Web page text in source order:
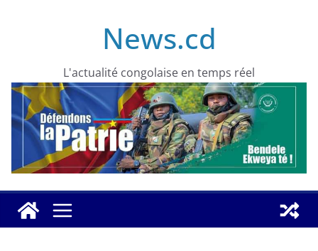
News.cd
L'actualité congolaise en temps réel